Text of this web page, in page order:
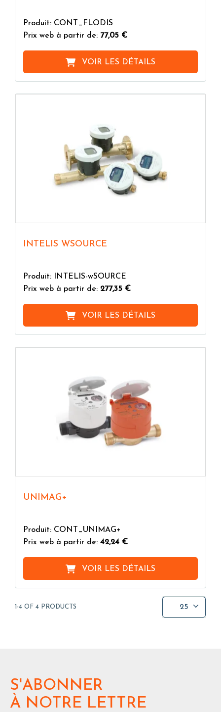
Produit: CONT_FLODIS
Prix web à partir de: 77,05 €
VOIR LES DÉTAILS
INTELIS WSOURCE
Produit: INTELIS-wSOURCE
Prix web à partir de: 277,35 €
VOIR LES DÉTAILS
UNIMAG+
Produit: CONT_UNIMAG+
Prix web à partir de: 42,24 €
VOIR LES DÉTAILS
1-4 OF 4 PRODUCTS 25
S'ABONNER
À NOTRE LETTRE